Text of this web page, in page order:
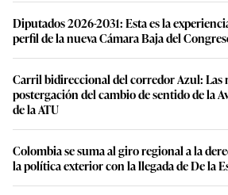
Diputados 2026-2031: Esta es la
perfil de la nueva Cámara Baja del
Carril bidireccional del corredor Azul: Las
postergación del cambio de sentido de la
de la ATU
Colombia se suma al giro regional a la
la política exterior con la llegada de De la